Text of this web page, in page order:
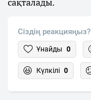
Сіздің реакцияңыз?
Ұнайды 0
Күлкілі 0